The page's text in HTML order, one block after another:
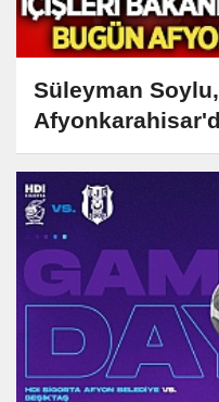
Süleyman